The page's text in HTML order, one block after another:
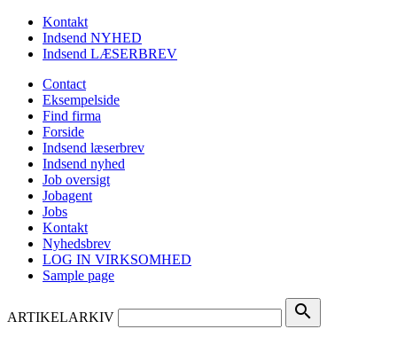
Kontakt
Indsend NYHED
Indsend LÆSERBREV
Contact
Eksempelside
Find firma
Forside
Indsend læserbrev
Indsend nyhed
Job oversigt
Jobagent
Jobs
Kontakt
Nyhedsbrev
LOG IN VIRKSOMHED
Sample page
ARTIKELARKIV search